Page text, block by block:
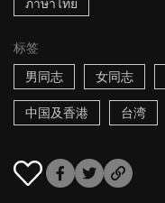
ภาษาไทย
标签
男同志
女同志
中国及香港 台湾